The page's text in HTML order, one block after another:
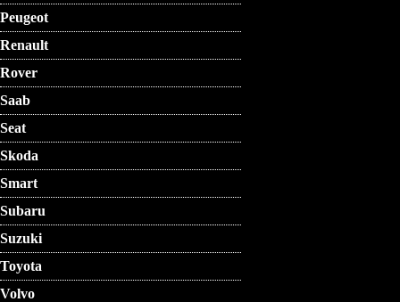
Peugeot
Renault
Rover
Saab
Seat
Skoda
Smart
Subaru
Suzuki
Toyota
Volvo